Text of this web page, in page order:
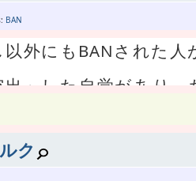
今日ワサコレ一番面
ったときもガチャ
を、工夫して特に突
の情報でもなく自力
ソッコク解除され
100歩譲って、この
から予定があるから
ローマを残してお
ら追放するんだろう
出する見込みのあ
のにイベントを休
も特に突出し、フ
終わりのガチャ券
ろノルマが課され
BAN
外にもBANされた
」した自覚があり
で情報を知ったあ
と、何の情報もなく
コスト30台BLSを獲
ク